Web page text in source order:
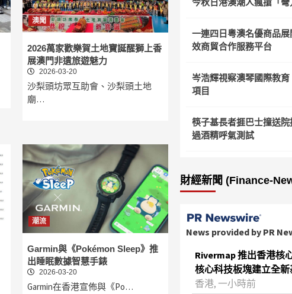
澳聞
2026萬家歡樂賀土地寶誕醒獅上香
展澳門非遺旅遊魅力
2026-03-20
沙梨頭坊眾互助會、沙梨頭土地
廟…
潮流
Garmin與《Pokémon Sleep》推
出睡眠數據智慧手錶
2026-03-20
Garmin在香港宣佈與《Po…
一連四日粵澳名優商品
效商貿合作服務平台
岑浩輝視察澳琴國際教
項目
筷子基長者捱巴士撞送
過酒精呼氣測試
財經新聞 (Finance-
News provided by PR
Rivermap 推出香港核
核心科技板塊建立全新
香港, 一小時前